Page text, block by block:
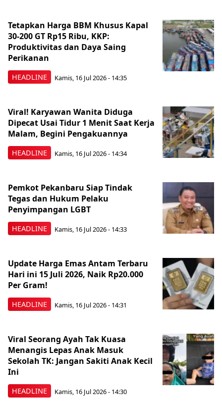
HEADLINE
Tetapkan Harga BBM Khusus Kapal
30-200 GT Rp15 Ribu, KKP:
Produktivitas dan Daya Saing
Perikanan
Kamis, 16 Jul 2026 - 14:35
HEADLINE
Viral! Karyawan Wanita Diduga
Dipecat Usai Tidur 1 Menit Saat Kerja
Malam, Begini Pengakuannya
Kamis, 16 Jul 2026 - 14:34
HEADLINE
Pemkot Pekanbaru Siap Tindak
Tegas dan Hukum Pelaku
Penyimpangan LGBT
Kamis, 16 Jul 2026 - 14:33
HEADLINE
Update Harga Emas Antam Terbaru
Hari ini 15 Juli 2026, Naik Rp20.000
Per Gram!
Kamis, 16 Jul 2026 - 14:31
HEADLINE
Viral Seorang Ayah Tak Kuasa
Menangis Lepas Anak Masuk
Sekolah TK: Jangan Sakiti Anak Kecil
Ini
Kamis, 16 Jul 2026 - 14:30